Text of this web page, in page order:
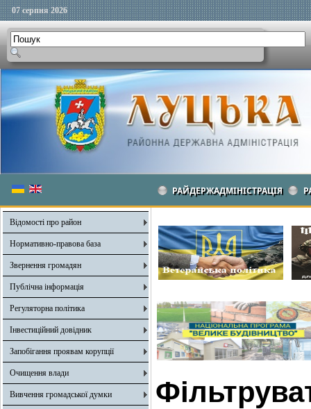
07 серпня 2026
РАЙДЕРЖАДМІНІСТРАЦІЯ
Відомості про район
Нормативно-правова база
Звернення громадян
Публічна інформація
Регуляторна політика
Інвестиційний довідник
Запобігання проявам корупції
Очищення влади
Вивчення громадської думки